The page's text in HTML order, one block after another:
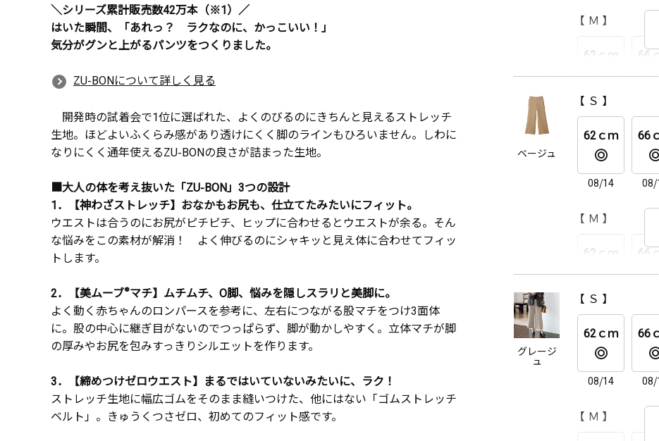
＼シリーズ累計販売数42万本（※1）／
はいた瞬間、「あれっ？ ラクなのに、かっこいい！」
気分がグンと上がるパンツをつくりました。
ZU-BONについて詳しく見る
開発時の試着会で1位に選ばれた、よくのびるのにきちんと見えるストレッチ
生地。ほどよいふくらみ感があり透けにくく脚のラインもひろいません。しわに
なりにくく通年使えるZU-BONの良さが詰まった生地。
■大人の体を考え抜いた「ZU-BON」3つの設計
1．【神わざストレッチ】おなかもお尻も、仕立てたみたいにフィット。
ウエストは合うのにお尻がピチピチ、ヒップに合わせるとウエストが余る。そん
な悩みをこの素材が解消！ よく伸びるのにシャキッと見え体に合わせてフィッ
トします。
2．【美ムーブ®マチ】ムチムチ、O脚、悩みを隠しスラリと美脚に。
よく動く赤ちゃんのロンパースを参考に、左右につながる股マチをつけ3面体
に。股の中心に継ぎ目がないのでつっぱらず、脚が動かしやすく。立体マチが脚
の厚みやお尻を包みすっきりシルエットを作ります。
3．【締めつけゼロウエスト】まるではいていないみたいに、ラク！
ストレッチ生地に幅広ゴムをそのまま縫いつけた、他にはない「ゴムストレッチ
ベルト」。きゅうくつさゼロ、初めてのフィット感です。
【 Ｍ 】
62ｃｍ
08/14
66
【 Ｌ 】
62ｃｍ
08/14
66
【 ＬＬ 】
62ｃｍ
08/14 08/
ベージュ
【 Ｓ 】
62ｃｍ
08/14
66
08/
【 Ｍ 】
62ｃｍ
08/14
66
【 Ｌ 】
62ｃｍ
08/14
66
グレージ
ュ
【 Ｓ 】
62ｃｍ
08/14
66
08/
【 Ｍ 】